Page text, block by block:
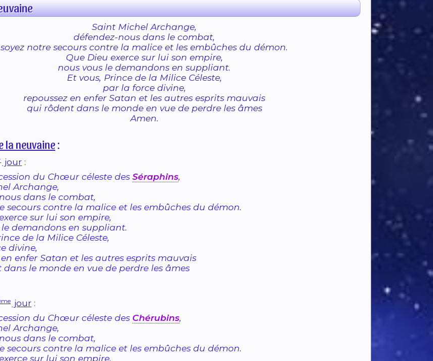
Saint Michel Archange,
défendez-nous dans le combat,
soyez notre secours contre la malice et les embûches du démon.
Que Dieu exerce sur lui son empire,
nous vous le demandons en suppliant.
Et vous, Prince de la Milice Céleste,
par la force divine,
repoussez en enfer Satan et les autres esprits mauvais
qui rôdent dans le monde en vue de perdre les âmes
Amen.
la neuvaine:
jour :
du Chœur céleste desSéraphins,
Archange,
dans le combat,
secours contre la malice et les embûches du démon.
sur lui son empire,
le demandons en suppliant.
de la Milice Céleste,
divine,
en enfer Satan et les autres esprits mauvais
le monde en vue de perdre les âmes
jour :
du Chœur céleste des Chérubins,
Archange,
dans le combat,
secours contre la malice et les embûches du démon.
sur lui son empire,